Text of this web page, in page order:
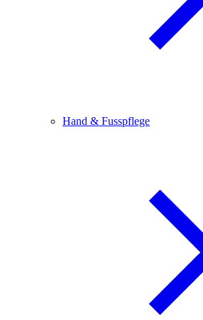
Hand & Fusspflege